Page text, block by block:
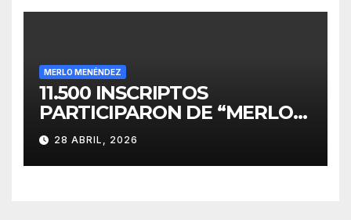
MERLO MENÉNDEZ
11.500 INSCRIPTOS
PARTICIPARON DE “MERLO
CORRE POR MALVINAS”
28 ABRIL, 2026